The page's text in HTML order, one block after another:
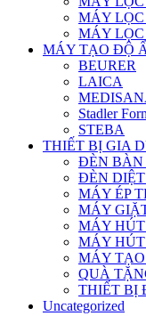
MÁY LỌC
MÁY
MÁY TẠO ĐỘ
BEURER
LAICA
Stadler
STEBA
THIẾT BỊ GIA
ĐÈN BÀN
ĐÈN
MÁY ÉP
MÁY
MÁY
MÁY
MÁY
QUÀ
THIẾT BỊ
Uncategorized